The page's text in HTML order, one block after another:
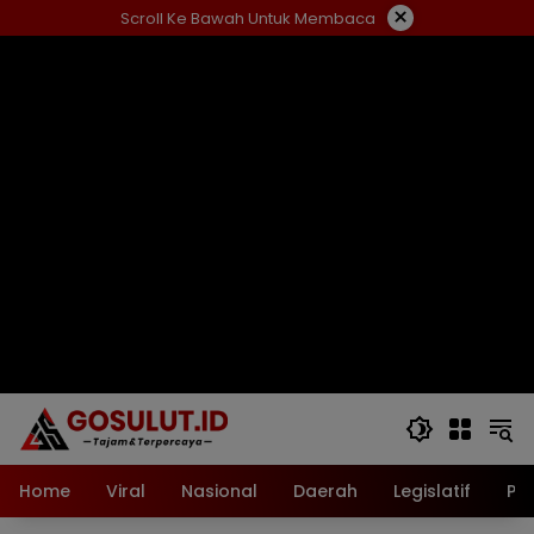
ke
Scroll Ke Bawah Untuk Membaca ×
Home Viral Nasional Daerah Legislatif